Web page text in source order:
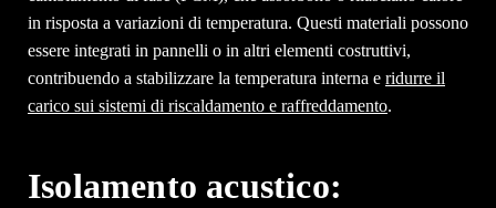
in risposta a variazioni di temperatura. Questi materiali possono
essere integrati in pannelli o in altri elementi costruttivi,
contribuendo a stabilizzare la temperatura interna e ridurre il
carico sui sistemi di riscaldamento e raffreddamento.
Isolamento acustico: